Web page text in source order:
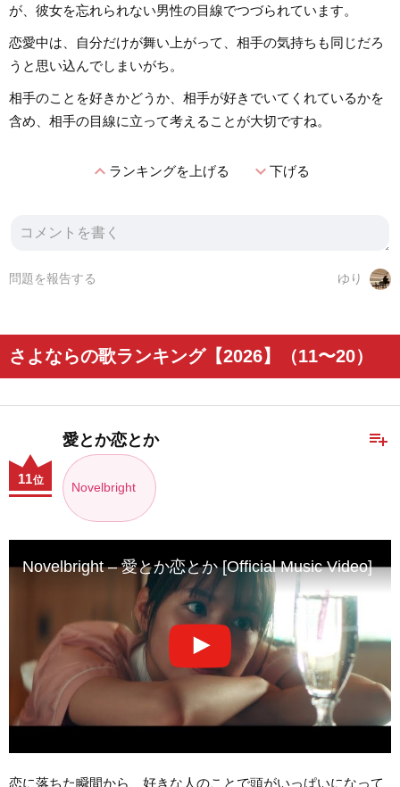
が、彼女を忘れられない男性の目線でつづられています。
恋愛中は、自分だけが舞い上がって、相手の気持ちも同じだろ
うと思い込んでしまいがち。
相手のことを好きかどうか、相手が好きでいてくれているかを
含め、相手の目線に立って考えることが大切ですね。
expand_lessランキングを上げる expand_more下げる
ゆり
問題を報告する
さよならの歌ランキング【2026】（11〜20）
playlist_add
愛とか恋とか
Novelbright
11位
Novelbright – 愛とか恋とか [Official Music Video]
恋に落ちた瞬間から、好きな人のことで頭がいっぱいになって